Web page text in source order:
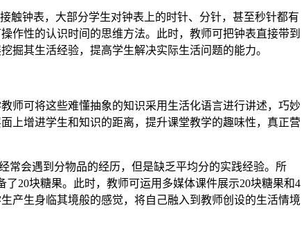
触钟表，大部分学生对钟表上的时针、分针，甚至秒针都有
作性的认识时间的思维方法。此时，教师可把钟表直接带到
掘其生活经验，提高学生解决实际生活问题的能力。
师可将这些难懂抽象的知识采用生活化语言进行讲述，巧妙
上增进学生和知识的距离，提升课堂教学的趣味性，真正营
常会遇到分物品的经历，但是缺乏平均分的实践经验。所
20块糖果。此时，教师可运用多媒体课件展示20块糖果和4
产生身临其境般的感觉，将自己融入到教师创设的生活情境